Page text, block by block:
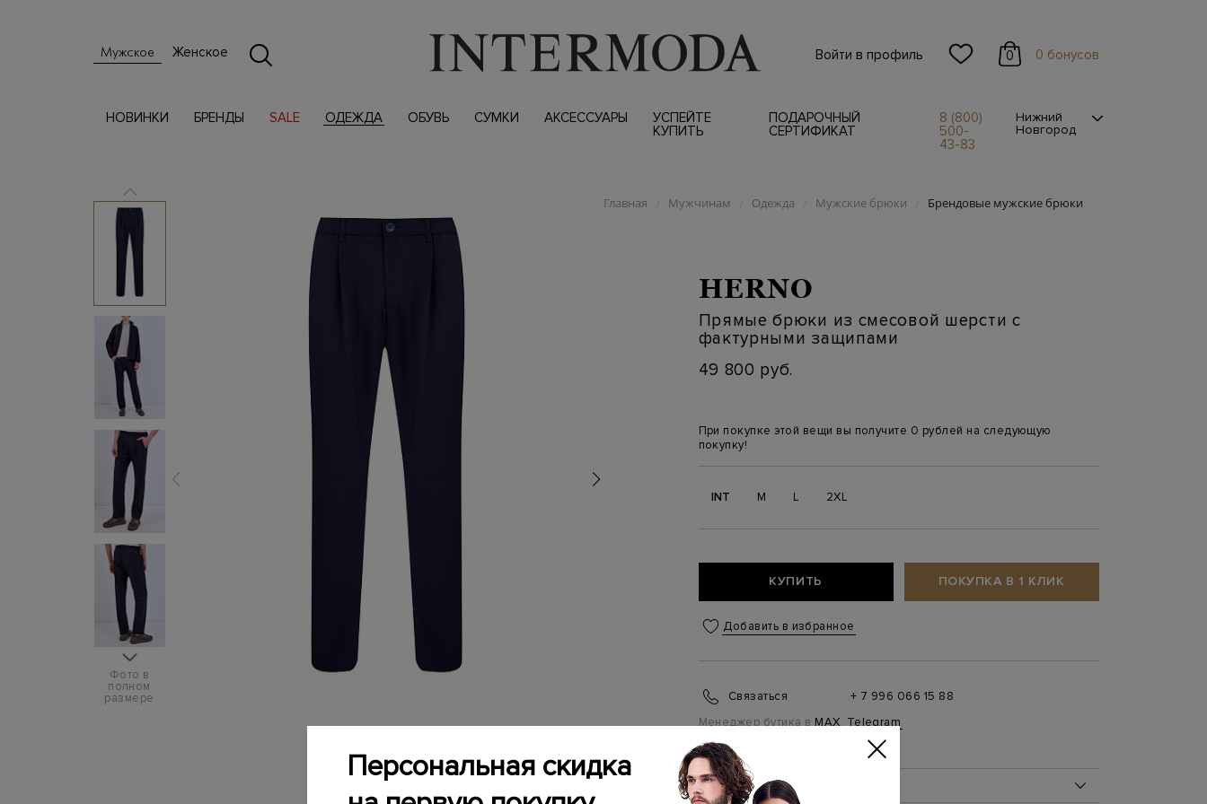
Мужское Женское Войти в профиль 0 0 бонусов
НОВИНКИ БРЕНДЫ SALE ОДЕЖДА ОБУВЬ СУМКИ АКСЕССУАРЫ
УСПЕЙТЕ
КУПИТЬ
ПОДАРОЧНЫЙ
СЕРТИФИКАТ
8 (800)
500-
43-83
Нижний
Новгород
Фото в
полном
размере
Главная / Мужчинам / Одежда / Мужские брюки / Брендовые мужские брюки
HERNO
Прямые брюки из смесовой шерсти с
фактурными защипами
49 800 руб.
При покупке этой вещи вы получите 0 рублей на следующую
покупку!
INT M L 2XL
КУПИТЬ ПОКУПКА В 1 КЛИК
Добавить в избранное
Связаться
+ 7 996 066 15 88
Менеджер бутика вMAX,Telegram
(ежедневно с 10:00 до 21:00)
ИНФОРМАЦИЯ ОБ ИЗДЕЛИИ
Персональная скидка